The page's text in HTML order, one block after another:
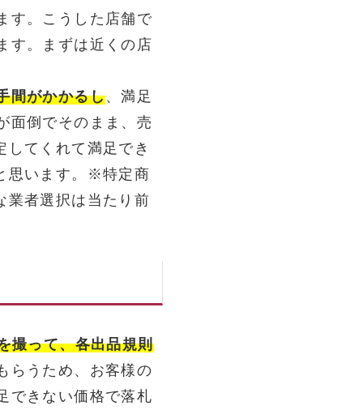
す。こうした店舗で
す。まずは近くの店
間がかかるし、満足
面倒でそのまま、売
てくれて満足でき
思います。※特定商
業者選択は当たり前
撮って、各出品規則
らうため、お客様の
できない価格で落札